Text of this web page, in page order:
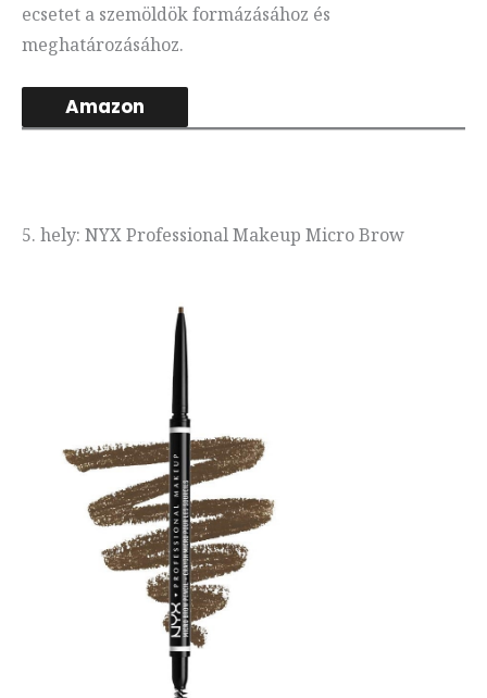
ecsetet a szemöldök formázásához és
meghatározásához.
Amazon
5. hely: NYX Professional Makeup Micro Brow